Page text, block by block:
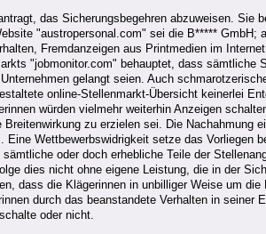
das Sicherungsbegehren abzuweisen. Sie
"austropersonal.com" sei die B*****
Fremdanzeigen aus Printmedien im
"jobmonitor.com" behauptet, dass sämtliche
gelangt seien. Auch
online-Stellenmarkt-Übersicht keinerlei
würden vielmehr weiterhin Anzeigen
Breitenwirkung zu erzielen sei. Die Nachahmung
Eine Wettbewerbswidrigkeit setze das Vorliegen
oder doch erhebliche Teile der
dies nicht ohne eigene Leistung, die in der
dass die Klägerinnen in unbilliger Weise um
durch das beanstandete Verhalten in
oder nicht.